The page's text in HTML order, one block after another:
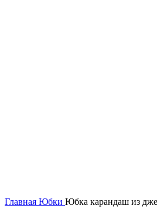
Главная Юбки Юбка карандаш из